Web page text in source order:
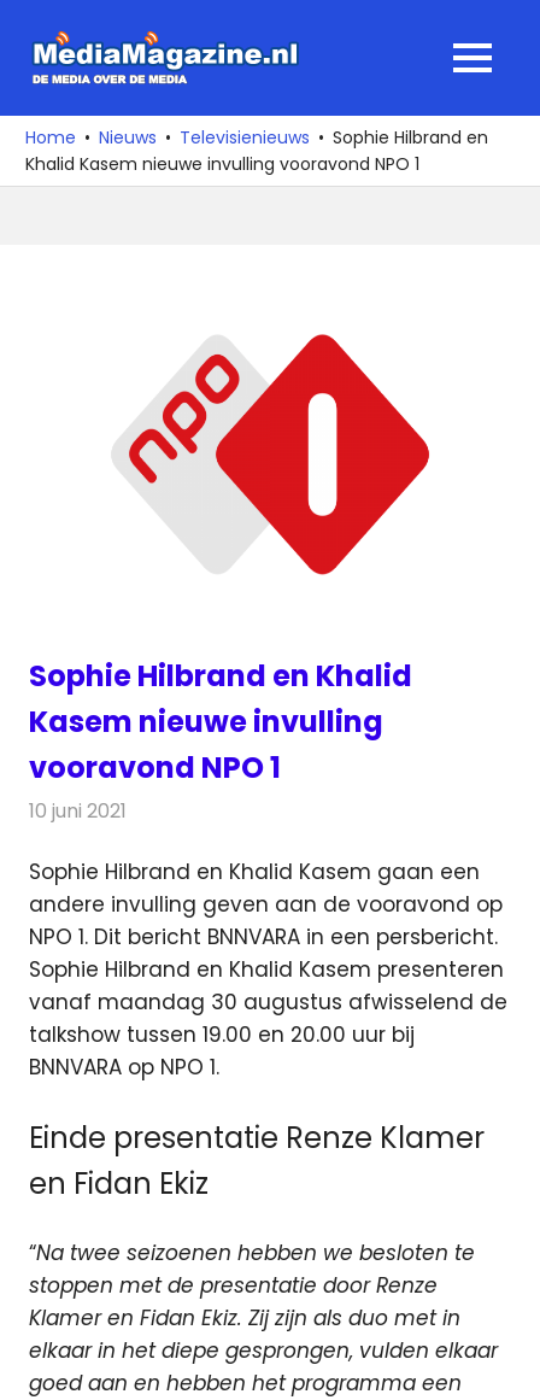
naar
media
over
de
MENU
Home Nieuws Televisienieuws
Sophie Hilbrand en
Khalid Kasem nieuwe invulling vooravond NPO 1
Sophie Hilbrand en Khalid
Kasem nieuwe invulling
vooravond NPO 1
10 juni 2021
Sophie Hilbrand en Khalid Kasem gaan een
andere invulling geven aan de vooravond op
NPO 1. Dit bericht BNNVARA in een persbericht.
Sophie Hilbrand en Khalid Kasem presenteren
vanaf maandag 30 augustus afwisselend de
talkshow tussen 19.00 en 20.00 uur bij
BNNVARA op NPO 1.
Einde presentatie Renze Klamer
en Fidan Ekiz
“Na twee seizoenen hebben we besloten te
stoppen met de presentatie door Renze
Klamer en Fidan Ekiz. Zij zijn als duo met in
elkaar in het diepe gesprongen, vulden elkaar
goed aan en hebben het programma een